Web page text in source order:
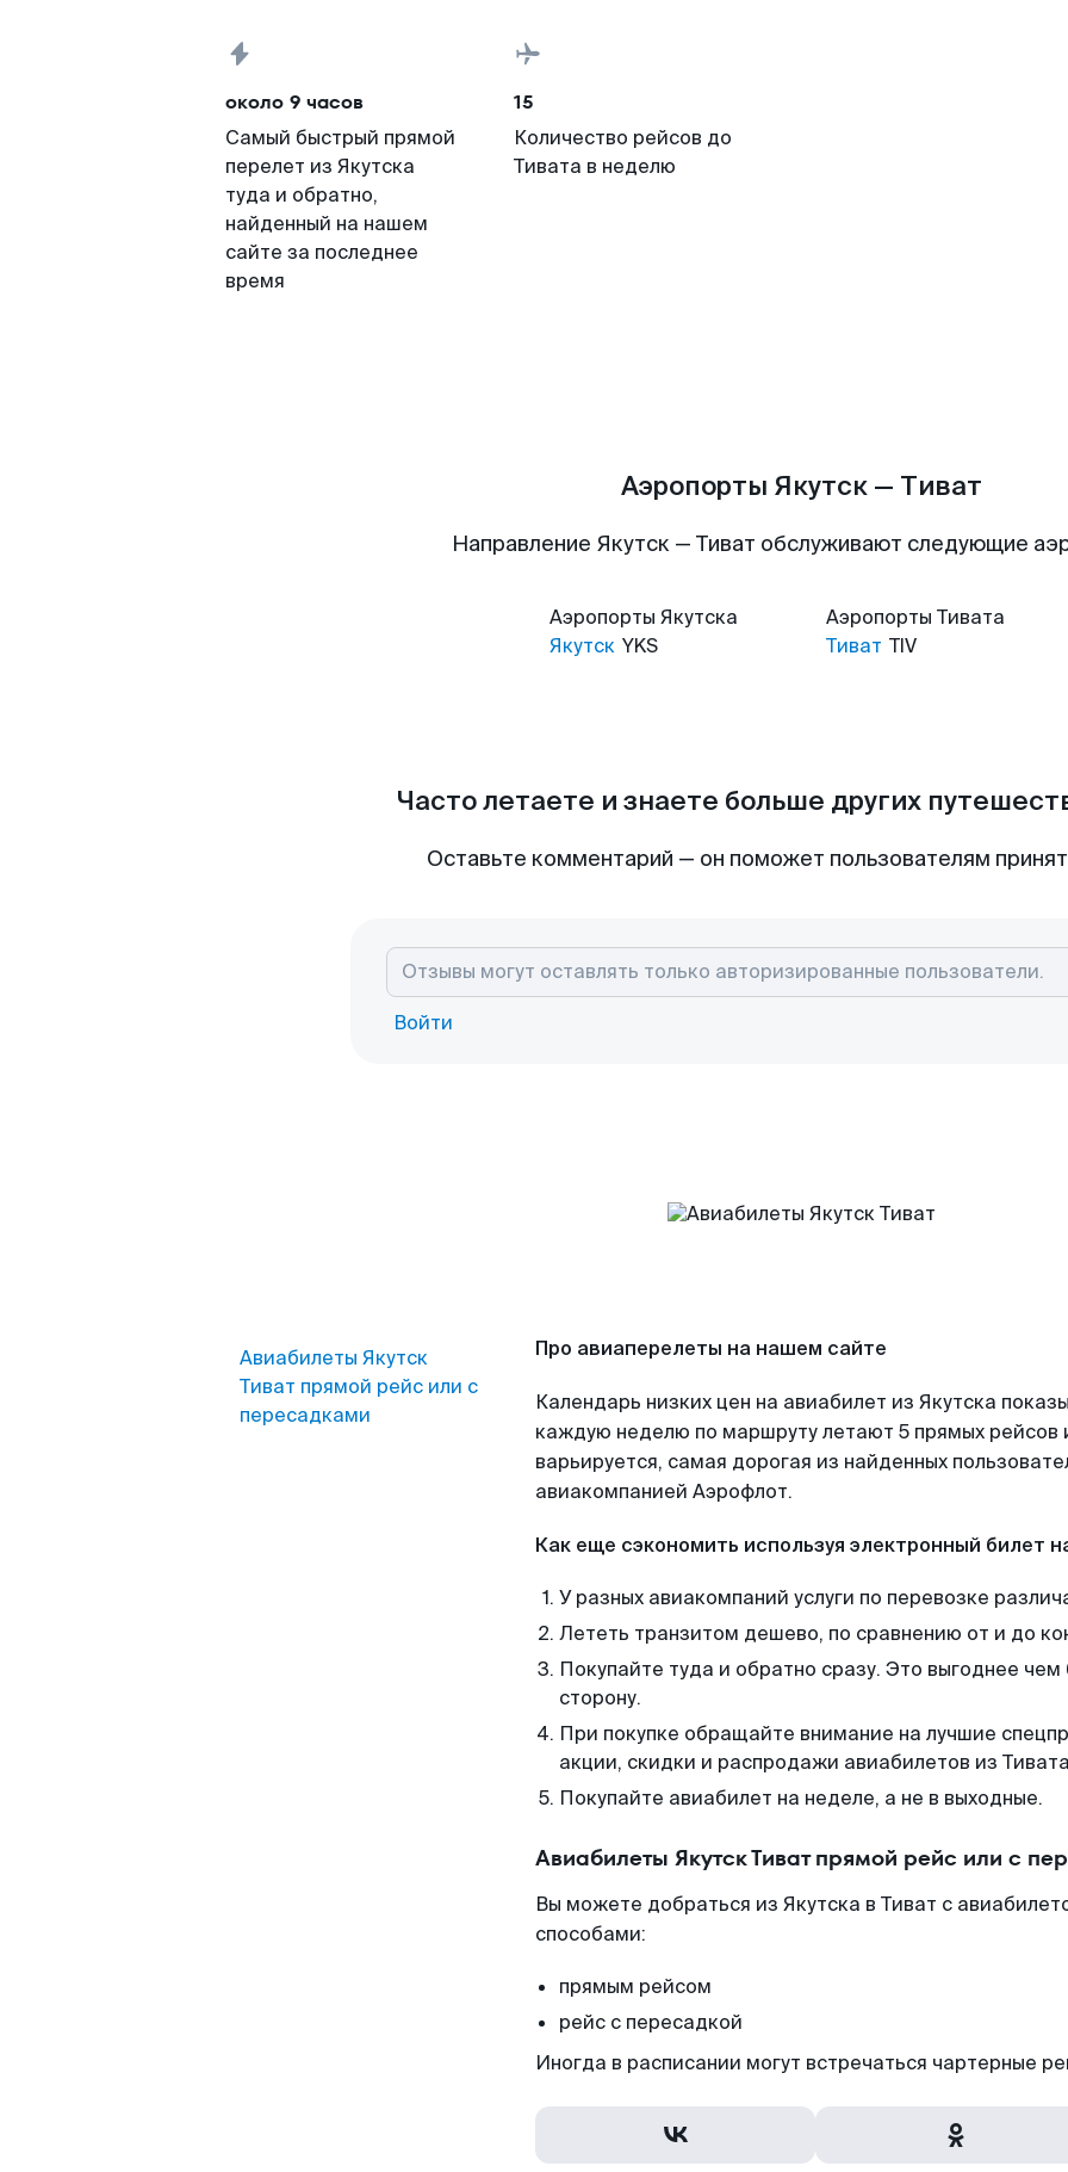
около 9 часов
Самый быстрый прямой
перелет из Якутска
туда и обратно,
найденный на нашем
сайте за последнее
время
15
Количество рейсов до
Тивата в неделю
Аэропорты Якутск — Тиват
Направление Якутск — Тиват обслуживают следующие
Аэропорты Якутска
Якутск YKS
Аэропорты Тивата
Тиват TIV
Часто летаете и знаете больше других
Оставьте комментарий — он поможет пользователям
Войти
Авиабилеты Якутск
Тиват прямой рейс или с
пересадками
Про авиаперелеты на нашем сайте
Календарь низких цен на авиабилет из Якутска
каждую неделю по маршруту летают 5 прямых рейсов
варьируется, самая дорогая из найденных
авиакомпанией Аэрофлот.
Как еще сэкономить используя электронный билет
У разных авиакомпаний услуги по перевозке
Лететь транзитом дешево, по сравнению от и до
Покупайте туда и обратно сразу. Это выгоднее чем
сторону.
При покупке обращайте внимание на лучшие
акции, скидки и распродажи авиабилетов из
Покупайте авиабилет на неделе, а не в выходные.
Авиабилеты Якутск Тиват прямой рейс или с
Вы можете добраться из Якутска в Тиват с
способами:
прямым рейсом
рейс с пересадкой
Иногда в расписании могут встречаться чартерные